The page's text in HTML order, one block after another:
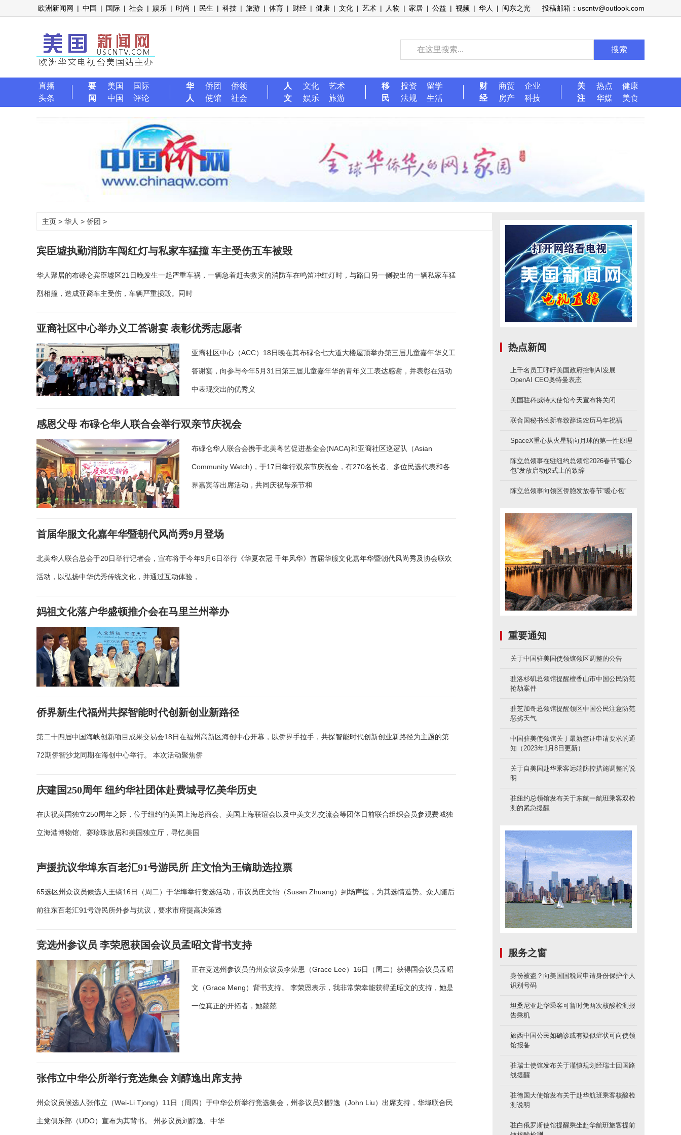
欧洲新闻网 | 中国 | 国际 | 社会 | 娱乐 | 时尚 | 民生 | 科技 | 旅游 | 体育 | 财经 | 健康 | 文化 | 艺术 | 人物 | 家居 | 公益 | 视频 | 华人 | 闽东之光 投稿邮箱：uscntv@outlook.com
搜索
直播
头条
要
闻
美国
国际
中国
评论
华
人
侨团
侨领
使馆
社会
人
文
文化
艺术
娱乐
旅游
移
民
投资
留学
法规
生活
财
经
商贸
企业
房产
科技
关
注
热点
健康
华媒
美食
主页 > 华人 > 侨团 >
宾臣墟执勤消防车闯红灯与私家车猛撞 车主受伤五车被毁
华人聚居的布碌仑宾臣墟区21日晚发生一起严重车祸，一辆急着赶去救灾的消防车在鸣笛冲红灯时，与路口另一侧驶出的一辆私家车猛
烈相撞，造成亚裔车主受伤，车辆严重损毁。同时
亚裔社区中心举办义工答谢宴 表彰优秀志愿者
亚裔社区中心（ACC）18日晚在其布碌仑七大道大楼屋顶举办第三届儿童嘉年华义工
答谢宴，向参与今年5月31日第三届儿童嘉年华的青年义工表达感谢，并表彰在活动
中表现突出的优秀义
感恩父母 布碌仑华人联合会举行双亲节庆祝会
布碌仑华人联合会携手北美粤艺促进基金会(NACA)和亚裔社区巡逻队（Asian
Community Watch)，于17日举行双亲节庆祝会，有270名长者、多位民选代表和各
界嘉宾等出席活动，共同庆祝母亲节和
首届华服文化嘉年华暨朝代风尚秀9月登场
北美华人联合总会于20日举行记者会，宣布将于今年9月6日举行《华夏衣冠 千年风华》首届华服文化嘉年华暨朝代风尚秀及协会联欢
活动，以弘扬中华优秀传统文化，并通过互动体验，
妈祖文化落户华盛顿推介会在马里兰州举办
侨界新生代福州共探智能时代创新创业新路径
第二十四届中国海峡创新项目成果交易会18日在福州高新区海创中心开幕，以侨界手拉手，共探智能时代创新创业新路径为主题的第
72期侨智沙龙同期在海创中心举行。 本次活动聚焦侨
庆建国250周年 纽约华社团体赴费城寻忆美华历史
在庆祝美国独立250周年之际，位于纽约的美国上海总商会、美国上海联谊会以及中美文艺交流会等团体日前联合组织会员参观费城独
立海港博物馆、赛珍珠故居和美国独立厅，寻忆美国
声援抗议华埠东百老汇91号游民所 庄文怡为王镝助选拉票
65选区州众议员候选人王镝16日（周二）于华埠举行竞选活动，市议员庄文怡（Susan Zhuang）到场声援，为其选情造势。众人随后
前往东百老汇91号游民所外参与抗议，要求市府提高决策透
竞选州参议员 李荣恩获国会议员孟昭文背书支持
正在竞选州参议员的州众议员李荣恩（Grace Lee）16日（周二）获得国会议员孟昭
文（Grace Meng）背书支持。 李荣恩表示，我非常荣幸能获得孟昭文的支持，她是
一位真正的开拓者，她兢兢
张伟立中华公所举行竞选集会 刘醇逸出席支持
州众议员候选人张伟立（Wei-Li Tjong）11日（周四）于中华公所举行竞选集会，州参议员刘醇逸（John Liu）出席支持，华埠联合民
主党俱乐部（UDO）宣布为其背书。 州参议员刘醇逸、中华
热点新闻
上千名员工呼吁美国政府控制AI发展
OpenAI CEO奥特曼表态
美国驻科威特大使馆今天宣布将关闭
联合国秘书长新春致辞送农历马年祝福
SpaceX重心从火星转向月球的第一性原理
陈立总领事在驻纽约总领馆2026春节“暖心
包”发放启动仪式上的致辞
陈立总领事向领区侨胞发放春节“暖心包”
重要通知
关于中国驻美国使领馆领区调整的公告
驻洛杉矶总领馆提醒檀香山市中国公民防范
抢劫案件
驻芝加哥总领馆提醒领区中国公民注意防范
恶劣天气
中国驻美使领馆关于最新签证申请要求的通
知（2023年1月8日更新）
关于自美国赴华乘客远端防控措施调整的说
明
驻纽约总领馆发布关于东航一航班乘客双检
测的紧急提醒
服务之窗
身份被盗？向美国国税局申请身份保护个人
识别号码
坦桑尼亚赴华乘客可暂时凭两次核酸检测报
告乘机
旅西中国公民如确诊或有疑似症状可向使领
馆报备
驻瑞士使馆发布关于谨慎规划经瑞士回国路
线提醒
驻德国大使馆发布关于赴华航班乘客核酸检
测说明
驻白俄罗斯使馆提醒乘坐赴华航班旅客提前